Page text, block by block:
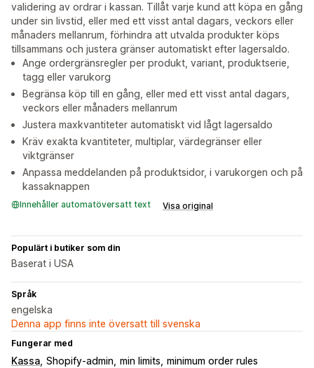
validering av ordrar i kassan. Tillåt varje kund att köpa en gång
under sin livstid, eller med ett visst antal dagars, veckors eller
månaders mellanrum, förhindra att utvalda produkter köps
tillsammans och justera gränser automatiskt efter lagersaldo.
Ange ordergränsregler per produkt, variant, produktserie,
tagg eller varukorg
Begränsa köp till en gång, eller med ett visst antal dagars,
veckors eller månaders mellanrum
Justera maxkvantiteter automatiskt vid lågt lagersaldo
Kräv exakta kvantiteter, multiplar, värdegränser eller
viktgränser
Anpassa meddelanden på produktsidor, i varukorgen och på
kassaknappen
Innehåller automatöversatt text Visa original
Populärt i butiker som din
Baserat i USA
Språk
engelska
Denna app finns inte översatt till svenska
Fungerar med
Kassa Shopify-admin min limits minimum order rules